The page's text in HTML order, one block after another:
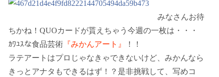
みなさんお待
ちかね！QUOカードが貰えちゃう今週の一枚は・・・
ｶﾜﾕｽな食品芸術 『みかんアート』
！！
ラテアートはプロじゃなきゃできないけど、みかんなら
きっとアナタもできるはず！？是非挑戦して、写めコ